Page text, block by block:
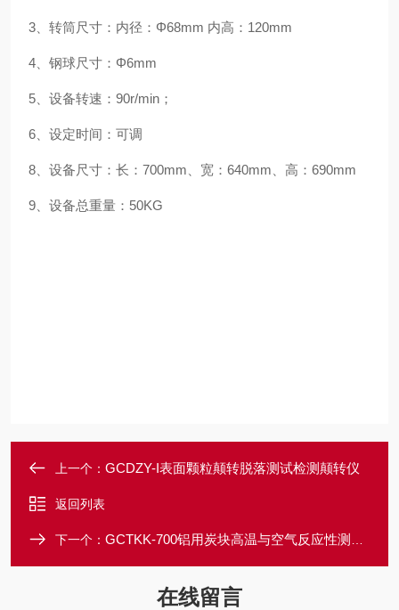
3、转筒尺寸：内径：Φ68mm 内高：120mm
4、钢球尺寸：Φ6mm
5、设备转速：90r/min；
6、设定时间：可调
8、设备尺寸：长：700mm、宽：640mm、高：690mm
9、设备总重量：50KG
上一个： GCDZY-I表面颗粒颠转脱落测试检测颠转仪
返回列表
下一个： GCTKK-700铝用炭块高温与空气反应性测试仪
在线留言